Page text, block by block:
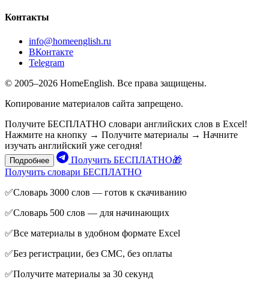
Контакты
info@homeenglish.ru
ВКонтакте
Telegram
© 2005–2026 HomeEnglish. Все права защищены.
Копирование материалов сайта запрещено.
Получите БЕСПЛАТНО словари английских слов в Excel!
Нажмите на кнопку → Получите материалы → Начните
изучать английский уже сегодня!
Подробнее
Получить БЕСПЛАТНО🎁
Получить словари БЕСПЛАТНО
✅Словарь 3000 слов — готов к скачиванию
✅Словарь 500 слов — для начинающих
✅Все материалы в удобном формате Excel
✅Без регистрации, без СМС, без оплаты
✅Получите материалы за 30 секунд